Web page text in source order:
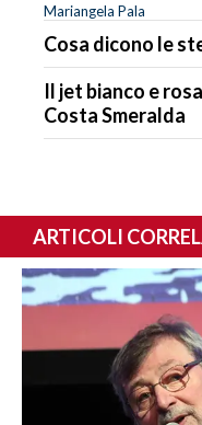
Mariangela Pala
Cosa dicono le
Il jet bianco e
Costa Smeralda
ARTICOLI